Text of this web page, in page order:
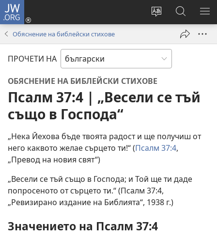
JW.ORG
Смени
сайта
Влез
(отваря
прозорец)
Търсене
в
JW.ORG
Обяснение на библейски стихове
ПРОЧЕТИ НА
ОБЯСНЕНИЕ НА БИБЛЕЙСКИ СТИХОВЕ
Псалм 37:4 | „Весели се тъй
също в Господа“
„Нека Йехова бъде твоята радост и ще получиш от
него каквото желае сърцето ти!“ (Псалм 37:4,
„Превод на новия свят“)
„Весели се тъй също в Господа; и Той ще ти даде
попросеното от сърцето ти.“ (Псалм 37:4,
„Ревизирано издание на Библията“, 1938 г.)
Значението на Псалм 37:4